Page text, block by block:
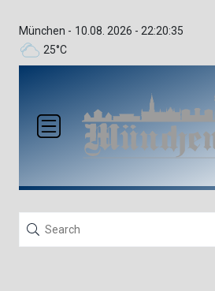
München -
25°C
10.08. 2026 - 22:20:35